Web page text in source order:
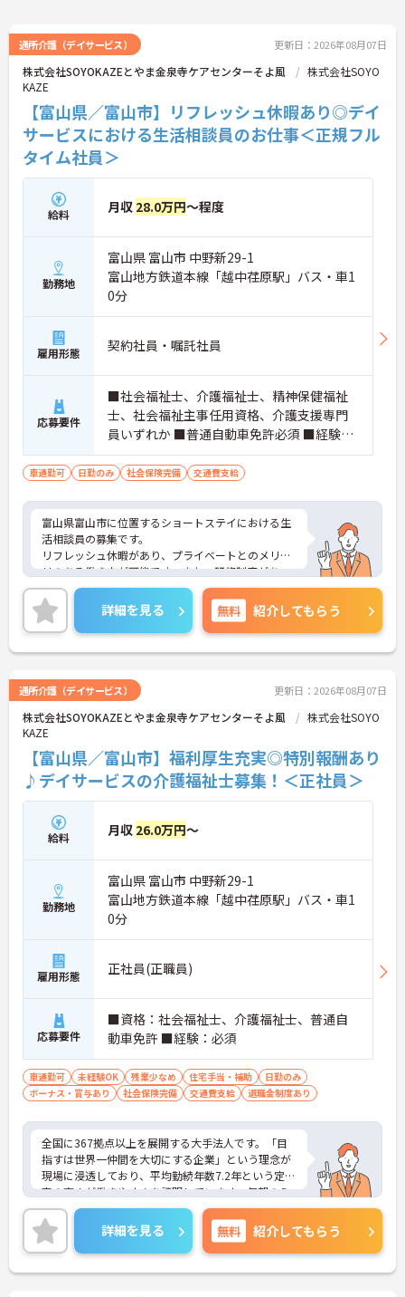
通所介護（デイサービス） 更新日：2026年08月07日
株式会社SOYOKAZEとやま金泉寺ケアセンターそよ風
株式会社SOYO
KAZE
【富山県／富山市】リフレッシュ休暇あり◎デイ
サービスにおける生活相談員のお仕事＜正規フル
タイム社員＞
給料 月収 28.0万円～程度
勤務地
富山県 富山市 中野新29-1
富山地方鉄道本線「越中荏原駅」バス・車1
0分
雇用形態 契約社員・嘱託社員
応募要件
■社会福祉士、介護福祉士、精神保健福祉
士、社会福祉主事任用資格、介護支援専門
員いずれか ■普通自動車免許必須 ■経験必
須(社会福祉施設等で介護又は相談業務の実
務経験を1年程度の経験が有る方)
車通勤可 日勤のみ 社会保険完備 交通費支給
富山県富山市に位置するショートステイにおける生
活相談員の募集です。
リフレッシュ休暇があり、プライベートとのメリハ
リのある働き方が可能です。また、研修制度があ
り、働きながらスキルアップが目指せる環境です。
ご興味のある方には、面接対策ポイントなど、さら
に詳細をご案内しますのでお気軽にご相談くださ
い！
詳細を見る 無料 紹介してもらう
通所介護（デイサービス） 更新日：2026年08月07日
株式会社SOYOKAZEとやま金泉寺ケアセンターそよ風
株式会社SOYO
KAZE
【富山県／富山市】福利厚生充実◎特別報酬あり
♪デイサービスの介護福祉士募集！＜正社員＞
給料 月収 26.0万円～
勤務地
富山県 富山市 中野新29-1
富山地方鉄道本線「越中荏原駅」バス・車1
0分
雇用形態 正社員(正職員)
応募要件
■資格：社会福祉士、介護福祉士、普通自
動車免許 ■経験：必須
車通勤可 未経験OK 残業少なめ 住宅手当・補助
日勤のみ
ボーナス・賞与あり
社会保険完備 交通費支給 退職金制度あり
全国に367拠点以上を展開する大手法人です。「目
指すは世界一仲間を大切にする企業」という理念が
現場に浸透しており、平均勤続年数7.2年という定着
率の高さが働きやすさを証明しています。毎朝のミ
ーティング等を通じた職種を超えたチームワークが
根付いており、人間関係の不安なく安心して業務に
取り組める環境です。また、日々の頑張りやチーム
への貢献は、賞与とは別の「特別報酬」としてしっ
かりと評価・還元される独自の制度も大きな魅力と
詳細を見る 無料 紹介してもらう